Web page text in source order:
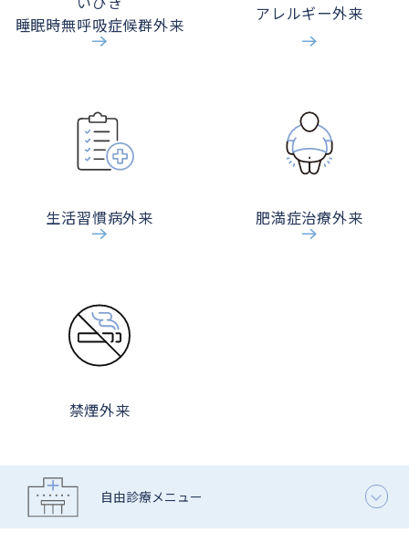
睡眠時無呼吸症候群外来
アレルギー外来
生活習慣病外来 肥満症治療外来
禁煙外来
自由診療メニュー